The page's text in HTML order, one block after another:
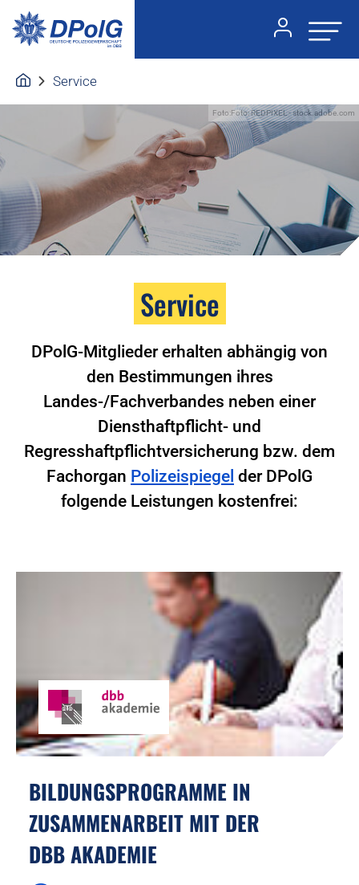
Service
Foto:Foto: REDPIXEL - stock.adobe.com
Service
DPolG-Mitglieder erhalten abhängig von
den Bestimmungen ihres
Landes-/Fachverbandes neben einer
Diensthaftpflicht- und
Regresshaftpflichtversicherung bzw. dem
Fachorgan Polizeispiegel der DPolG
folgende Leistungen kostenfrei:
BILDUNGSPROGRAMME IN
ZUSAMMENARBEIT MIT DER
DBB AKADEMIE